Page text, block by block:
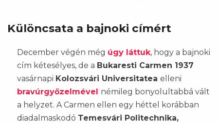
Különcsata a bajnoki címért
December végén még úgy láttuk, hogy a bajnoki
cím kétesélyes, de a Bukaresti Carmen 1937
vasárnapi Kolozsvári Universitatea elleni
bravúrgyőzelmével némileg bonyolultabbá vált
a helyzet. A Carmen ellen egy héttel korábban
diadalmaskodó Temesvári Politechnika,